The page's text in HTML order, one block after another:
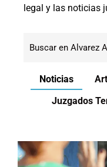
legal y las noticias
Noticias
Juzgados